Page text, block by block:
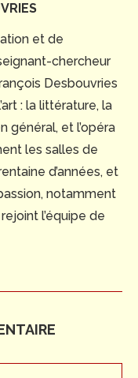
et de
chercheur
Desbouvries
: la littérature, la
général, et l’opéra
les salles de
d’années, et
notamment
l’équipe de